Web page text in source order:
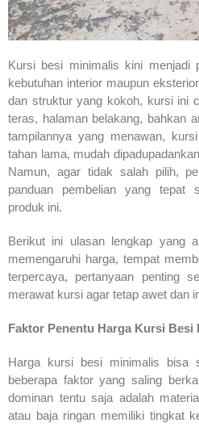
Kursi besi minimalis kini menjadi
kebutuhan interior maupun
dan struktur yang kokoh, kursi ini
teras, halaman belakang, bahkan
tampilannya yang menawan,
tahan lama, mudah
Namun, agar tidak salah pilih,
panduan pembelian yang tepat
produk ini.
Berikut ini ulasan lengkap yang
memengaruhi harga, tempat
terpercaya, pertanyaan penting
merawat kursi agar tetap awet dan
Faktor Penentu Harga Kursi Besi
Harga kursi besi minimalis bisa
beberapa faktor yang saling
dominan tentu saja adalah
atau baja ringan memiliki tingkat